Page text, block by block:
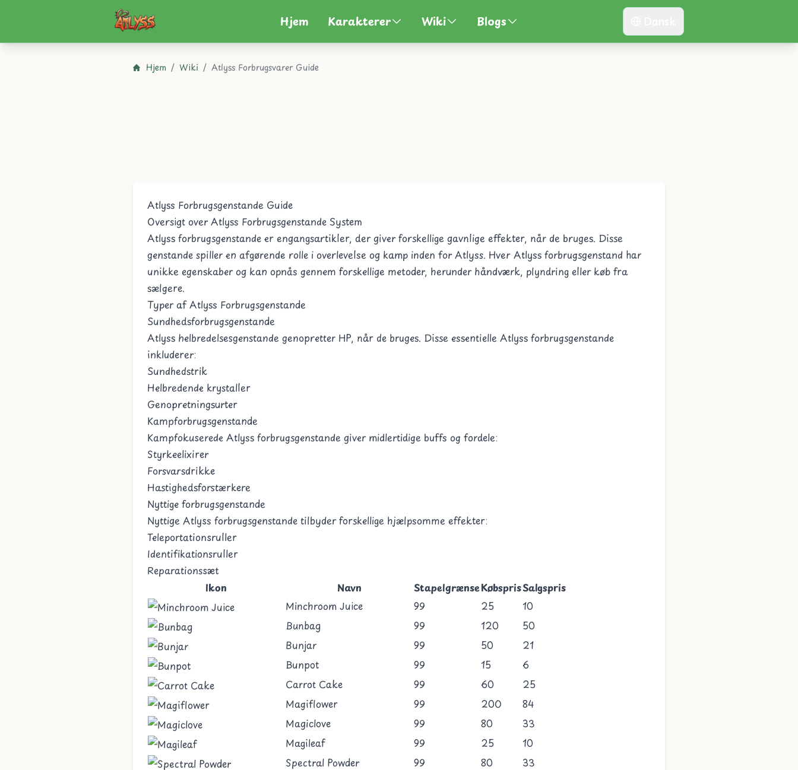
Atlyss Hjem Karakterer Wiki Blogs
Hjem / Wiki / Atlyss Forbrugsvarer Guide
Atlyss Forbrugsgenstande Guide
Oversigt over Atlyss Forbrugsgenstande System
Atlyss forbrugsgenstande er engangsartikler, der giver forskellige gavnlige effekter, når de bruges. Disse
genstande spiller en afgørende rolle i overlevelse og kamp inden for Atlyss. Hver Atlyss forbrugsgenstand har
unikke egenskaber og kan opnås gennem forskellige metoder, herunder håndværk, plyndring eller køb fra
sælgere.
Typer af Atlyss Forbrugsgenstande
Sundhedsforbrugsgenstande
Atlyss helbredelsesgenstande genopretter HP, når de bruges. Disse essentielle Atlyss forbrugsgenstande
inkluderer:
Sundhedstrik
Helbredende krystaller
Genopretningsurter
Kampforbrugsgenstande
Kampfokuserede Atlyss forbrugsgenstande giver midlertidige buffs og fordele:
Styrkeelixirer
Forsvarsdrikke
Hastighedsforstærkere
Nyttige forbrugsgenstande
Nyttige Atlyss forbrugsgenstande tilbyder forskellige hjælpsomme effekter:
Teleportationsruller
Identifikationsruller
Reparationssæt
Ikon
Navn StapelgrænseKøbsprisSalgspris
Minchroom Juice
99 25
10
Bunbag
99 120
50
Bunjar
99 50
21
Bunpot
99 15
6
Carrot Cake
99 60
25
Magiflower
99 200
84
Magiclove
99 80
33
Magileaf
99 25
10
Spectral Powder
99 80
33